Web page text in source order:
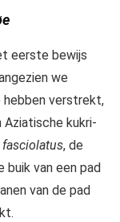
eerste bewijs
we
verstrekt,
kukri-
, de
buik van een pad
van de pad